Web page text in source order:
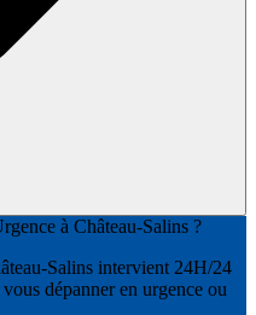
à Château-Salins ?
Salins intervient 24H/24
dépanner en urgence ou